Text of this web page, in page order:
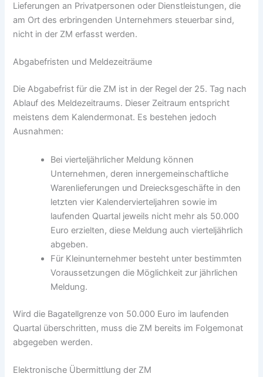
Lieferungen an Privatpersonen oder Dienstleistungen, die
am Ort des erbringenden Unternehmers steuerbar sind,
nicht in der ZM erfasst werden.
Abgabefristen und Meldezeiträume
Die Abgabefrist für die ZM ist in der Regel der 25. Tag nach
Ablauf des Meldezeitraums. Dieser Zeitraum entspricht
meistens dem Kalendermonat. Es bestehen jedoch
Ausnahmen:
Bei vierteljährlicher Meldung können
Unternehmen, deren innergemeinschaftliche
Warenlieferungen und Dreiecksgeschäfte in den
letzten vier Kalendervierteljahren sowie im
laufenden Quartal jeweils nicht mehr als 50.000
Euro erzielten, diese Meldung auch vierteljährlich
abgeben.
Für Kleinunternehmer besteht unter bestimmten
Voraussetzungen die Möglichkeit zur jährlichen
Meldung.
Wird die Bagatellgrenze von 50.000 Euro im laufenden
Quartal überschritten, muss die ZM bereits im Folgemonat
abgegeben werden.
Elektronische Übermittlung der ZM